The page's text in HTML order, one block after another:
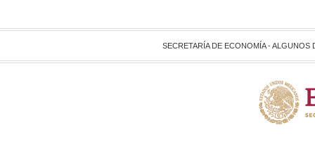
SECRETARÍA DE ECONOMÍA -